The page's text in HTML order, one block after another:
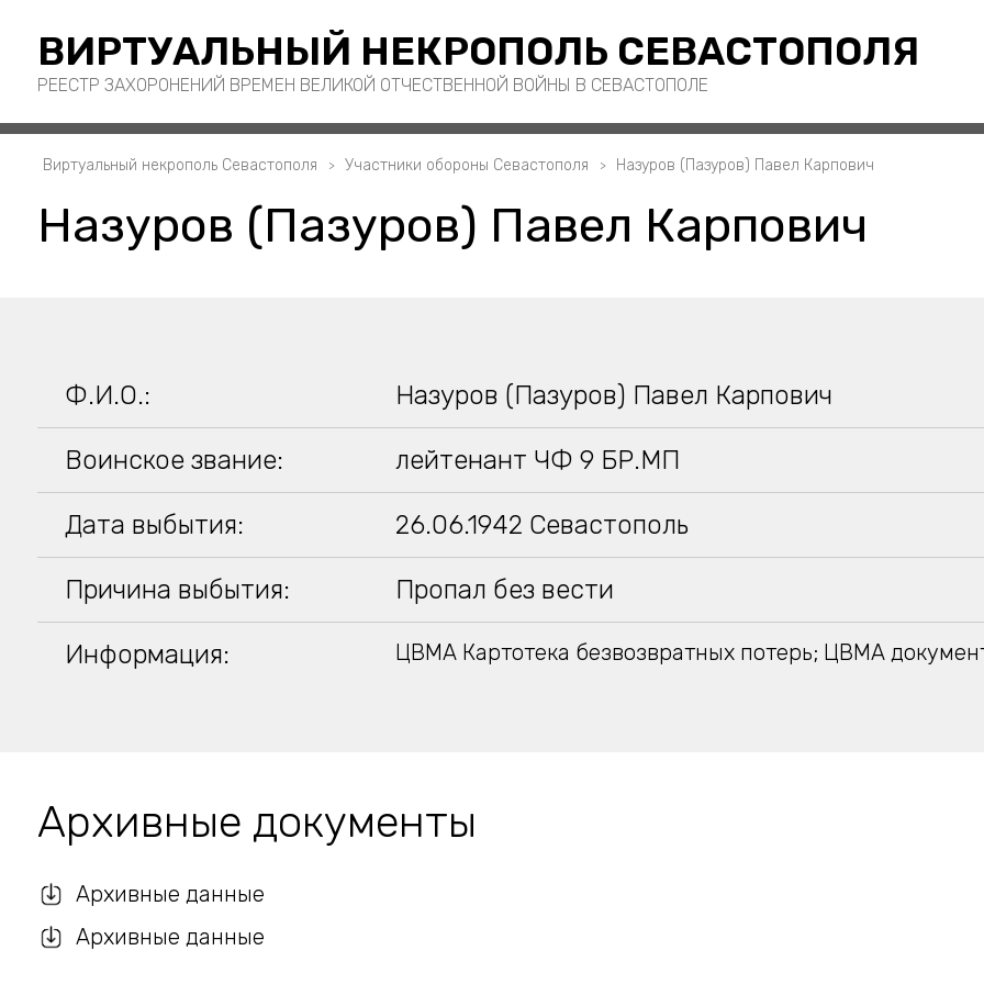
ВИРТУАЛЬНЫЙ НЕКРОПОЛЬ СЕВАСТОПОЛЯ
РЕЕСТР ЗАХОРОНЕНИЙ ВРЕМЕН ВЕЛИКОЙ ОТЧЕСТВЕННОЙ ВОЙНЫ В СЕВАСТОПОЛЕ
Виртуальный некрополь Севастополя Участники обороны Севастополя Назуров (Пазуров) Павел Карпович
Назуров (Пазуров) Павел Карпович
Ф.И.О.: Назуров (Пазуров) Павел Карпович
Воинское звание: лейтенант ЧФ 9 БР.МП
Дата выбытия: 26.06.1942 Севастополь
Причина выбытия: Пропал без вести
Информация: ЦВМА Картотека безвозвратных потерь; ЦВМА
Архивные документы
Архивные данные
Архивные данные